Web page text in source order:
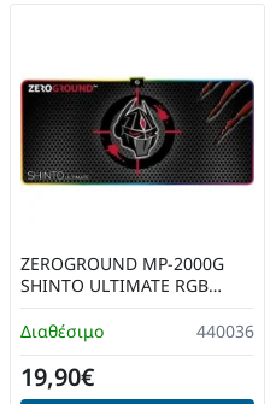
Διαθέσιμο 440036
ZEROGROUND MP-2000G
SHINTO ULTIMATE RGB
Mousepad
19,90€